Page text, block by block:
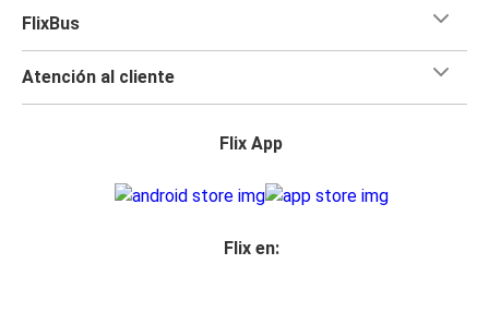
FlixBus
Atención al cliente
Flix App
Flix en: